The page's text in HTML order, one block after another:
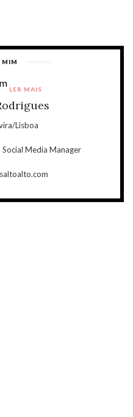
MIM
Lisboa
Media Manager
LER MAIS